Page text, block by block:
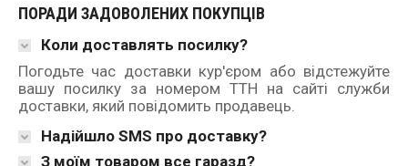
ПОРАДИ ЗАДОВОЛЕНИХ ПОКУПЦІВ
Коли доставлять посилку?
Погодьте час доставки кур'єром або відстежуйте
вашу посилку за номером ТТН на сайті служби
доставки, який повідомить продавець.
Надійшло SMS про доставку?
З моїм товаром все гаразд?